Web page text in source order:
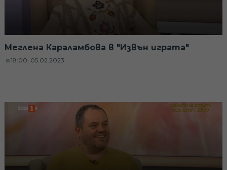
Меглена Караламбова в "Извън играта"
18:00, 05.02.2023